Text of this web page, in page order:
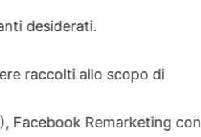
desiderati.
raccolti allo scopo di
Facebook Remarketing con